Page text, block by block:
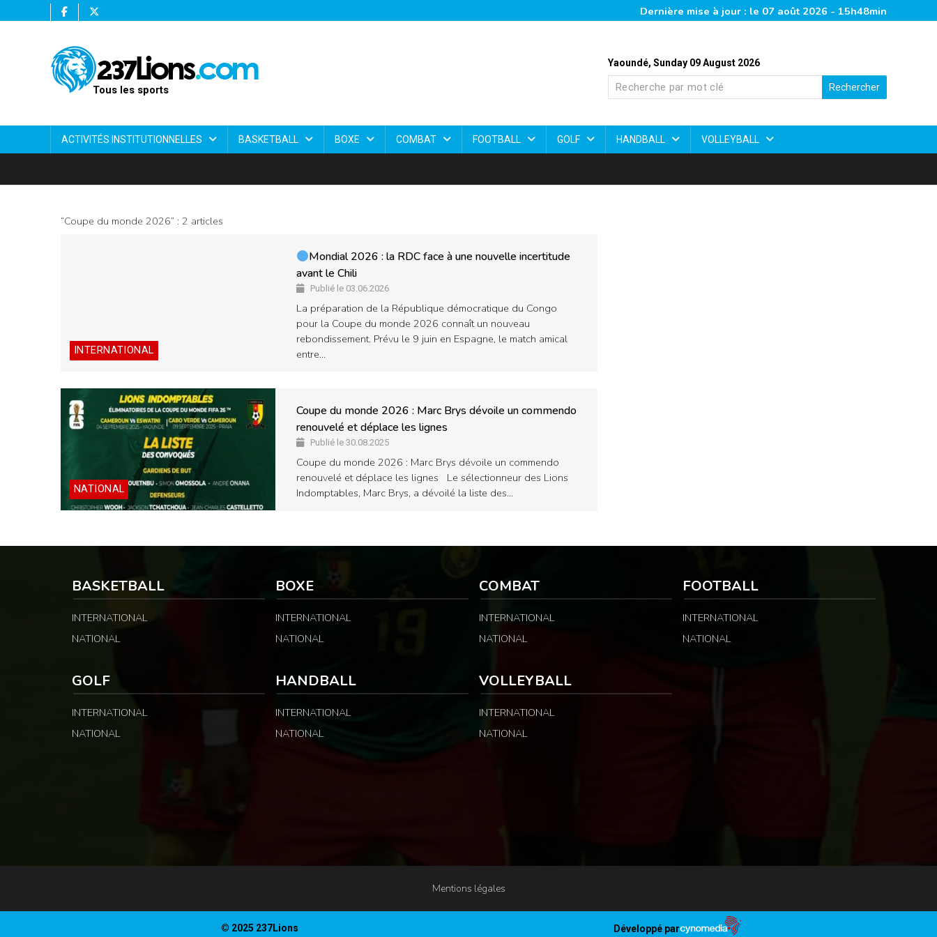
Dernière mise à jour : le 07 août 2026 - 15h48min
Yaoundé, Sunday 09 August 2026
Rechercher
Tous les sports
ACTIVITÉS INSTITUTIONNELLES BASKETBALL BOXE COMBAT FOOTBALL GOLF HANDBALL VOLLEYBALL
“Coupe du monde 2026” : 2 articles
INTERNATIONAL
Mondial 2026 : la RDC face à une nouvelle incertitude
avant le Chili
Publié le 03.06.2026
La préparation de la République démocratique du Congo
pour la Coupe du monde 2026 connaît un nouveau
rebondissement. Prévu le 9 juin en Espagne, le match amical
entre…
NATIONAL
Coupe du monde 2026 : Marc Brys dévoile un commendo
renouvelé et déplace les lignes
Publié le 30.08.2025
Coupe du monde 2026 : Marc Brys dévoile un commendo
renouvelé et déplace les lignes Le sélectionneur des Lions
Indomptables, Marc Brys, a dévoilé la liste des…
BASKETBALL
INTERNATIONAL
NATIONAL
BOXE
INTERNATIONAL
NATIONAL
COMBAT
INTERNATIONAL
NATIONAL
FOOTBALL
INTERNATIONAL
NATIONAL
GOLF
INTERNATIONAL
NATIONAL
HANDBALL
INTERNATIONAL
NATIONAL
VOLLEYBALL
INTERNATIONAL
NATIONAL
Mentions légales
© 2025 237Lions Développé par